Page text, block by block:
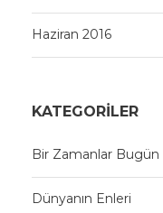
Haziran 2016
KATEGORILER
Bir Zamanlar Bugün
Dünyanın Enleri